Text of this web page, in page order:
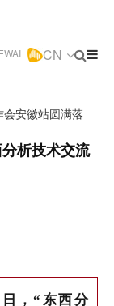
CN
安徽站圆满落
析技术交流
，“ 东西分